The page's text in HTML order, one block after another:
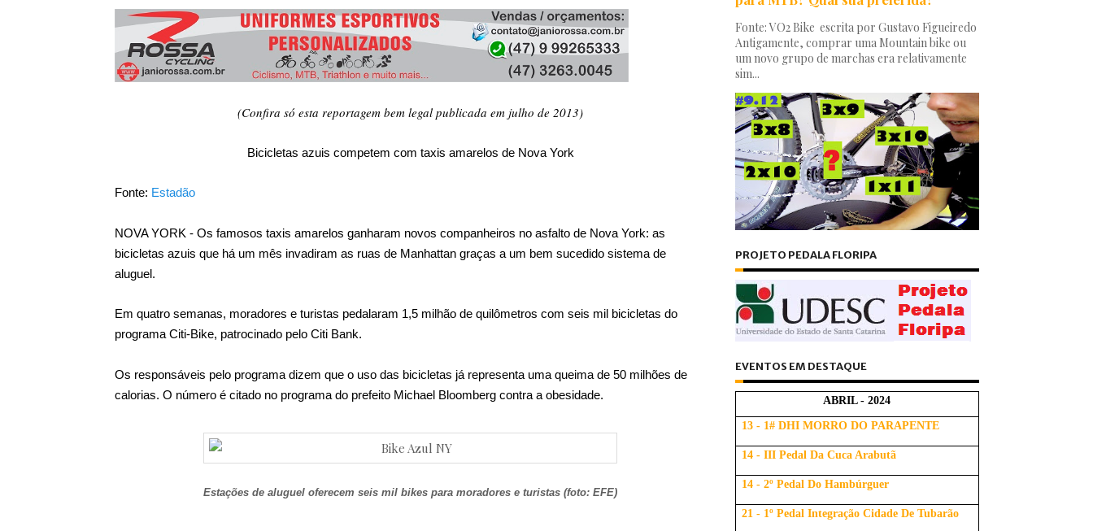
CICLOTURISMO 3º Pedal das Águas BBB - BEACH BIKER BLOG MARCH 08, 2020
EVENTO Pedala Tour - Floripa #2 - 2024 BBB - BEACH BIKER BLOG JANUARY 31, 2024
(Confira só esta reportagem bem legal publicada em julho de 2013)
Bicicletas azuis competem com taxis amarelos de Nova York
Fonte: Estadão
NOVA YORK - Os famosos taxis amarelos ganharam novos companheiros no asfalto de Nova York: as
bicicletas azuis que há um mês invadiram as ruas de Manhattan graças a um bem sucedido sistema de
aluguel.
Em quatro semanas, moradores e turistas pedalaram 1,5 milhão de quilômetros com seis mil bicicletas do
programa Citi-Bike, patrocinado pelo Citi Bank.
Os responsáveis pelo programa dizem que o uso das bicicletas já representa uma queima de 50 milhões de
calorias. O número é citado no programa do prefeito Michael Bloomberg contra a obesidade.
Estações de aluguel oferecem seis mil bikes para moradores e turistas (foto: EFE)
Fonte: VO2 Bike escrita por Gustavo Figueiredo
Antigamente, comprar uma Mountain bike ou
um novo grupo de marchas era relativamente
sim...
PROJETO PEDALA FLORIPA
EVENTOS EM DESTAQUE
ABRIL - 2024
13 - 1# DHI MORRO DO PARAPENTE
14 - III Pedal Da Cuca Arabutã
14 - 2º Pedal Do Hambúrguer
21 - 1º Pedal Integração Cidade De Tubarão